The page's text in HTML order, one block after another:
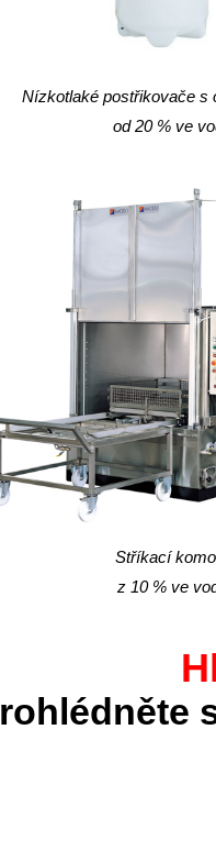
Nízkotlaké postřikovače s
od 20 % ve
Stříkací
z 10 % ve